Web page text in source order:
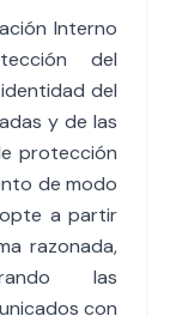
Interno
del
del
y de las
protección
de modo
a partir
razonada,
las
con